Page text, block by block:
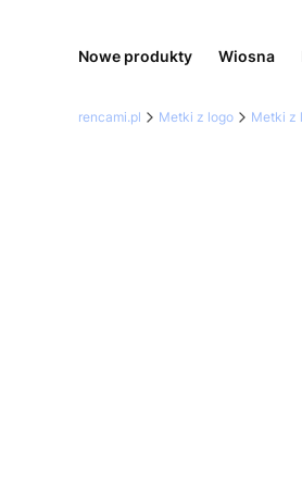
Nowe produkty Wiosna
rencami.pl Metki z logo Metki z